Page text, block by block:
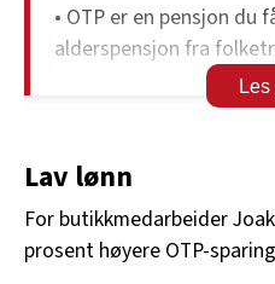
• OTP er en pensjon du
alderspensjon fra
avtalefesta pensjon
forplikta å spare minst
til de ansatte.
• Den øvre grensa er 7
Lav lønn
For butikkmedarbeider
prosent høyere OTP-